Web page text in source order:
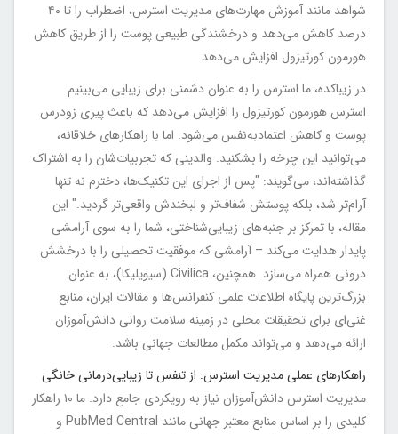
شواهد مانند آموزش مهارت‌های مدیریت استرس، اضطراب را تا ۴۰
درصد کاهش می‌دهد و درخشندگی طبیعی پوست را از طریق کاهش
هورمون کورتیزول افزایش می‌دهد.
در زیباکده، ما استرس را به عنوان دشمنی برای زیبایی می‌بینیم.
استرس هورمون کورتیزول را افزایش می‌دهد که باعث پیری زودرس
پوست و کاهش اعتمادبه‌نفس می‌شود. اما با راهکارهای خلاقانه،
می‌توانید این چرخه را بشکنید. والدینی که تجربیات‌شان را به اشتراک
گذاشته‌اند، می‌گویند: "پس از اجرای این تکنیک‌ها، دخترم نه تنها
آرام‌تر شد، بلکه پوستش شفاف‌تر و لبخندش واقعی‌تر گردید." این
مقاله، با تمرکز بر جنبه‌های زیبایی‌شناختی، شما را به سوی آرامشی
پایدار هدایت می‌کند – آرامشی که موفقیت تحصیلی را با درخشش
درونی همراه می‌سازد. همچنین، Civilica (سیویلیکا)، به عنوان
بزرگ‌ترین پایگاه اطلاعات علمی کنفرانس‌ها و مقالات ایران، منابع
غنی‌ای برای تحقیقات محلی در زمینه سلامت روانی دانش‌آموزان
ارائه می‌دهد و می‌تواند مکمل مطالعات جهانی باشد.
راهکارهای عملی مدیریت استرس: از تنفس تا زیبایی‌درمانی خانگی
مدیریت استرس دانش‌آموزان نیاز به رویکردی جامع دارد. ما ۱۰ راهکار
کلیدی را بر اساس منابع معتبر جهانی مانند PubMed Central و